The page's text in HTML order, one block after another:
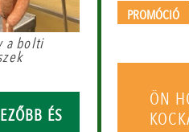
a bolti
ÉS
PROMÓCIÓ
ÖN